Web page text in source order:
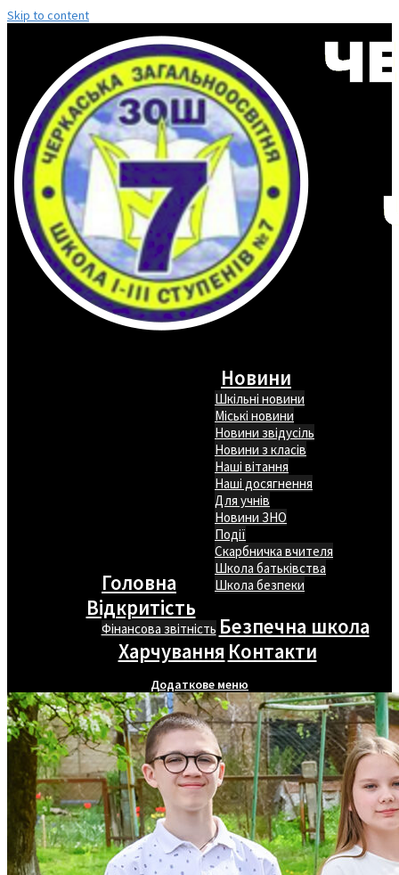
Skip to content
Головна
Новини
Шкільні новини
Міські новини
Новини звідусіль
Новини з класів
Наші вітання
Наші досягнення
Для учнів
Новини ЗНО
Події
Скарбничка вчителя
Школа батьківства
Школа безпеки
Відкритість
Фінансова звітність Безпечна школа
Харчування Контакти
Додаткове меню